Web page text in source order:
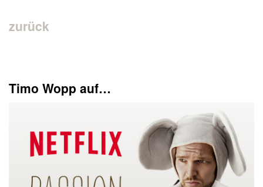
zurück
Timo Wopp auf…